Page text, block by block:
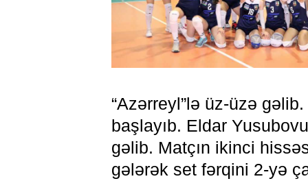
“Azərreyl”lə üz-üzə
başlayıb. Eldar
gəlib. Matçın ikinci
gələrək set fərqini 2-yə